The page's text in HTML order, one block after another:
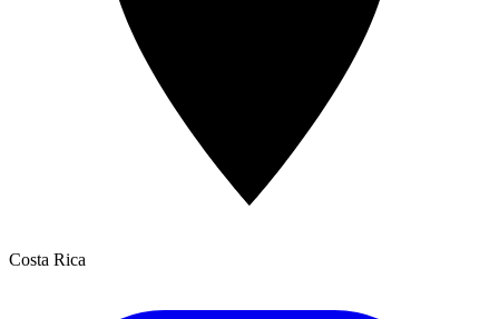
Costa Rica